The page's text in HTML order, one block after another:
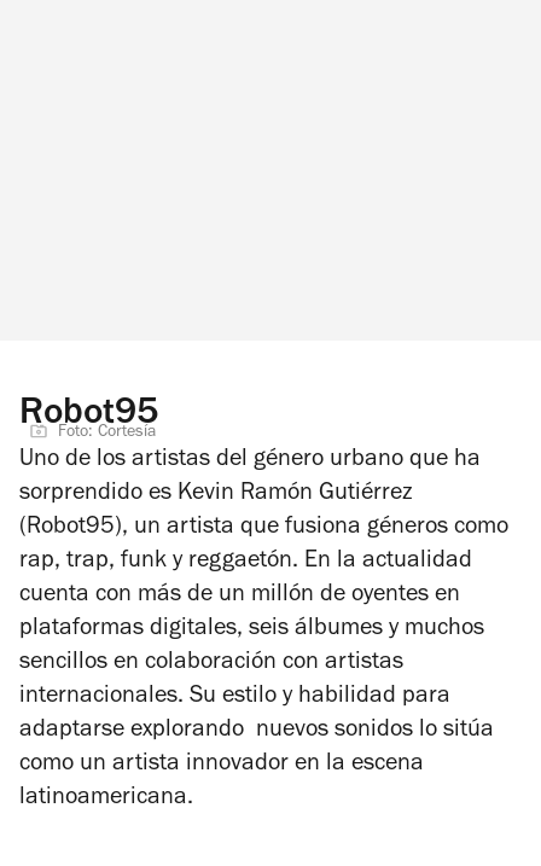
Robot95
Foto: Cortesía
Uno de los artistas del género urbano que ha
sorprendido es Kevin Ramón Gutiérrez
(Robot95), un artista que fusiona géneros como
rap, trap, funk y reggaetón. En la actualidad
cuenta con más de un millón de oyentes en
plataformas digitales, seis álbumes y muchos
sencillos en colaboración con artistas
internacionales. Su estilo y habilidad para
adaptarse explorando nuevos sonidos lo sitúa
como un artista innovador en la escena
latinoamericana.